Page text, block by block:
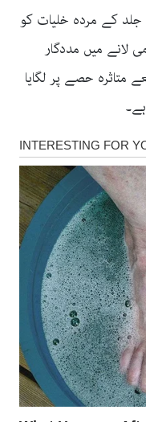
کے مردہ خلیات کو
لانے میں مددگار
حصے پر لگایا